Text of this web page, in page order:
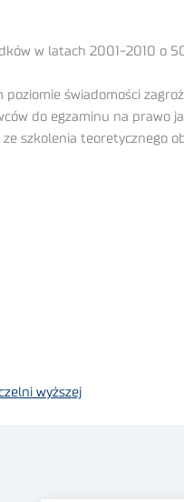
w latach 2001-2010 o
świadomości
do egzaminu na prawo
szkolenia teoretycznego
wyższej